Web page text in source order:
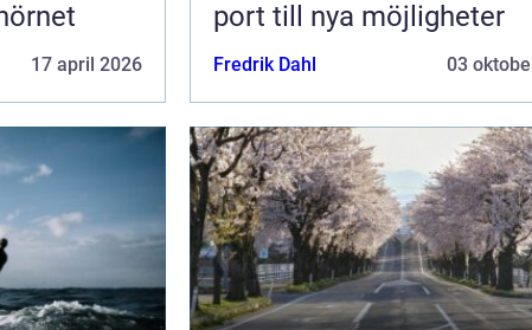
17 april 2026
port till nya möjligheter
Fredrik Dahl 03